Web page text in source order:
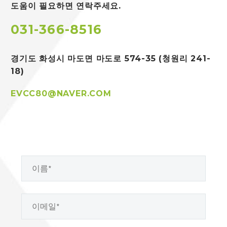
도움이 필요하면 연락주세요.
031-366-8516
경기도 화성시 마도면 마도로 574-35 (청원리 241-
18)
EVCC80@NAVER.COM